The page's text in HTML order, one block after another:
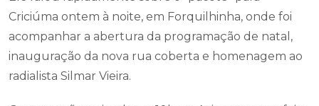
Criciúma ontem à noite, em Forquilhinha, onde foi
acompanhar a abertura da programação de natal,
inauguração da nova rua coberta e homenagem ao
radialista Silmar Vieira.